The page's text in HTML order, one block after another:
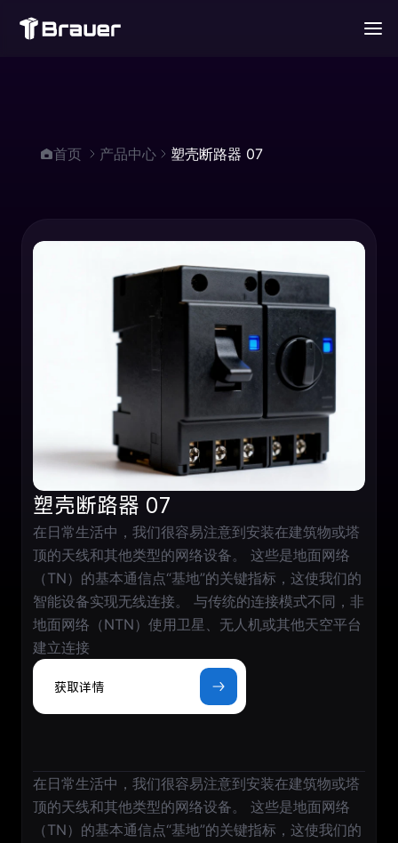
首页 产品中心 塑壳断路器 07
塑壳断路器 07
在日常生活中，我们很容易注意到安装在建筑物或塔
顶的天线和其他类型的网络设备。 这些是地面网络
（TN）的基本通信点“基地”的关键指标，这使我们的
智能设备实现无线连接。 与传统的连接模式不同，非
地面网络（NTN）使用卫星、无人机或其他天空平台
建立连接
获取详情
在日常生活中，我们很容易注意到安装在建筑物或塔
顶的天线和其他类型的网络设备。 这些是地面网络
（TN）的基本通信点“基地”的关键指标，这使我们的